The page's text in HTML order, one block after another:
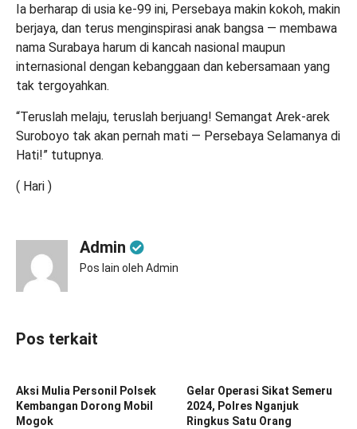
Ia berharap di usia ke‑99 ini, Persebaya makin kokoh, makin
berjaya, dan terus menginspirasi anak bangsa — membawa
nama Surabaya harum di kancah nasional maupun
internasional dengan kebanggaan dan kebersamaan yang
tak tergoyahkan.
“Teruslah melaju, teruslah berjuang! Semangat Arek‑arek
Suroboyo tak akan pernah mati — Persebaya Selamanya di
Hati!” tutupnya.
( Hari )
Admin
Pos lain oleh Admin
Pos terkait
Aksi Mulia Personil Polsek
Kembangan Dorong Mobil
Mogok
Gelar Operasi Sikat Semeru
2024, Polres Nganjuk
Ringkus Satu Orang